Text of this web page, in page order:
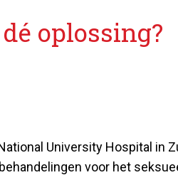
oplossing?
University Hospital in
voor het